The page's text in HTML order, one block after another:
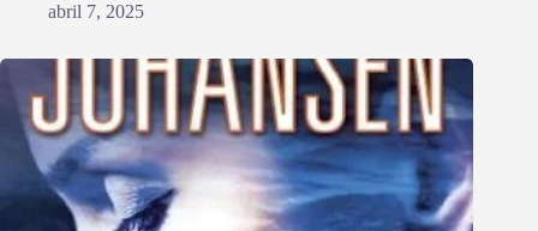
abril 7, 2025